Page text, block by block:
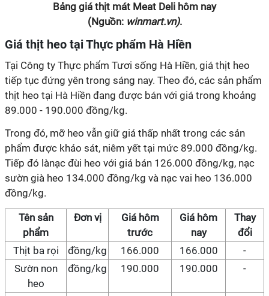
Bảng giá thịt mát Meat Deli hôm nay
(Nguồn: winmart.vn).
Giá thịt heo tại Thực phẩm Hà Hiền
Tại Công ty Thực phẩm Tươi sống Hà Hiền, giá thịt heo
tiếp tục đứng yên trong sáng nay. Theo đó, các sản phẩm
thịt heo tại Hà Hiền đang được bán với giá trong khoảng
89.000 - 190.000 đồng/kg.
Trong đó, mỡ heo vẫn giữ giá thấp nhất trong các sản
phẩm được khảo sát, niêm yết tại mức 89.000 đồng/kg.
Tiếp đó lànạc đùi heo với giá bán 126.000 đồng/kg, nạc
sườn già heo 134.000 đồng/kg và nạc vai heo 136.000
đồng/kg.
Tên sản
phẩm
Đơn vị
Giá hôm
trước
Giá hôm
nay
Thay
đổi
Thịt ba rọi
đồng/kg 166.000 166.000
-
Sườn non
heo
đồng/kg 190.000 190.000 -